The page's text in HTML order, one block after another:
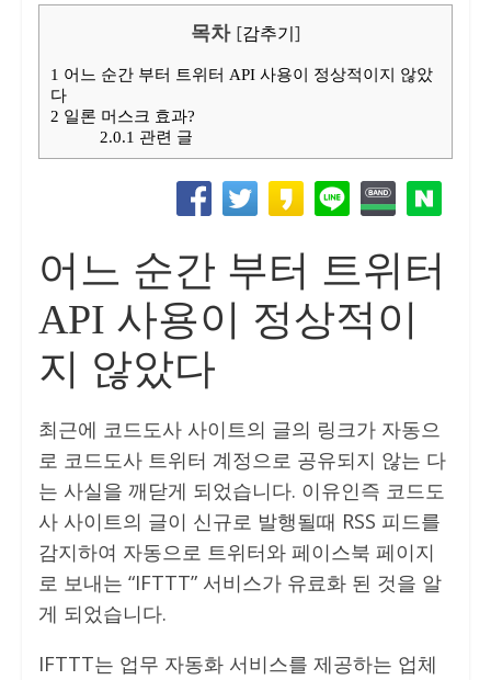
목차 [감추기]
1 어느 순간 부터 트위터 API 사용이 정상적이지 않았
다
2 일론 머스크 효과?
2.0.1 관련 글
어느 순간 부터 트위터
API 사용이 정상적이
지 않았다
최근에 코드도사 사이트의 글의 링크가 자동으
로 코드도사 트위터 계정으로 공유되지 않는 다
는 사실을 깨닫게 되었습니다. 이유인즉 코드도
사 사이트의 글이 신규로 발행될때 RSS 피드를
감지하여 자동으로 트위터와 페이스북 페이지
로 보내는 “IFTTT” 서비스가 유료화 된 것을 알
게 되었습니다.
IFTTT는 업무 자동화 서비스를 제공하는 업체